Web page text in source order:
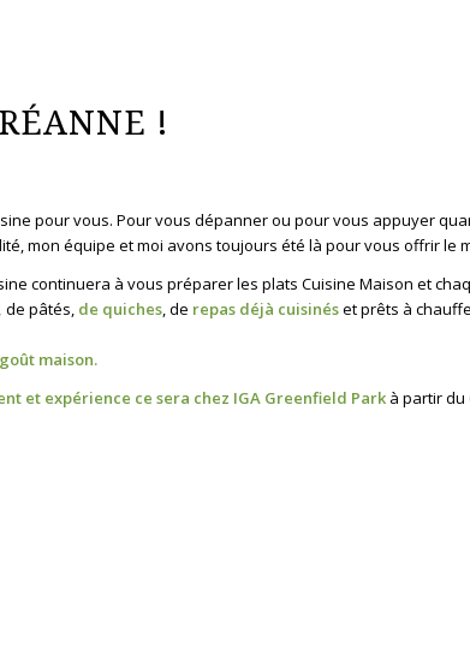
!
pour vous. Pour vous dépanner ou pour vous appuyer
mon équipe et moi avons toujours été là pour vous offrir le
continuera à vous préparer les plats Cuisine Maison et
de pâtés, de quiches, de repas déjà cuisinéset prêts à
goût maison.
et expérience ce sera chez IGA Greenfield Parkà partir du